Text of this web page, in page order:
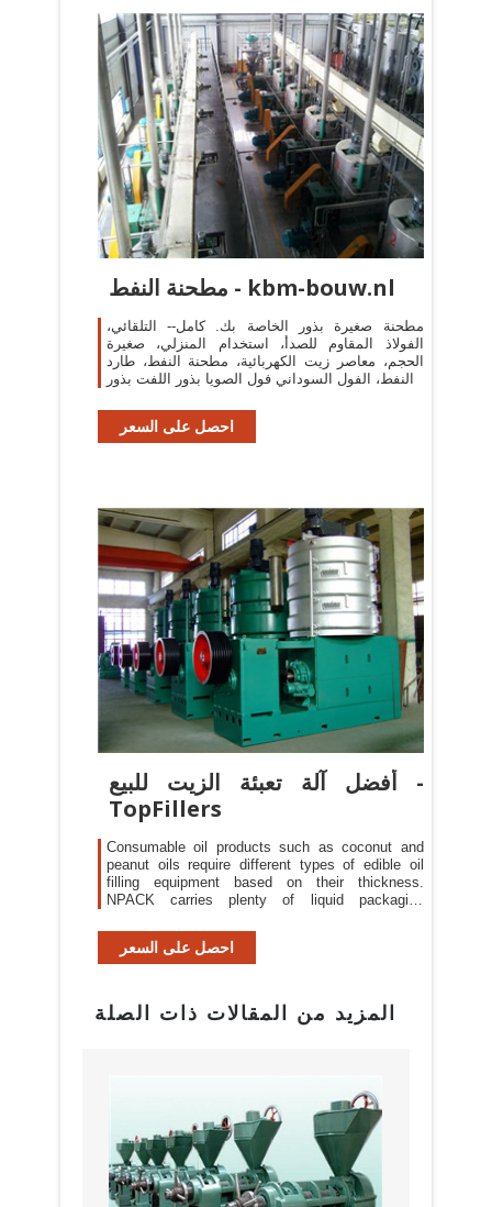
مطحنة النفط - kbm-bouw.nl
مطحنة صغيرة بذور الخاصة بك. كامل-- التلقائي،
الفولاذ المقاوم للصدأ، استخدام المنزلي، صغيرة
الحجم، معاصر زيت الكهربائية، مطحنة النفط، طارد
النفط، الفول السوداني فول الصويا بذور اللفت بذور
احصل على السعر
أفضل آلة تعبئة الزيت للبيع -
TopFillers
Consumable oil products such as coconut and
peanut oils require different types of edible oil
filling equipment based on their thickness.
NPACK carries plenty of liquid packaging
many other water-thin to more viscous liquid
products. We offer a variety of filling machines
احصل على السعر
المزيد من المقالات ذات الصلة